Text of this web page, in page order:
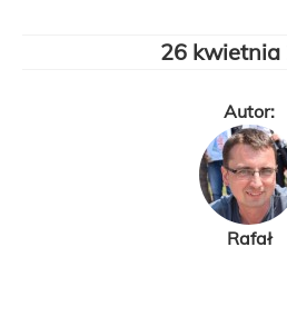
26 kwietnia
Autor:
Rafał